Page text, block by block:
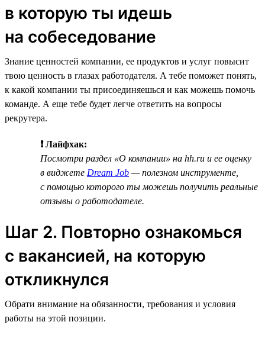
в которую ты идешь
на собеседование
Знание ценностей компании, ее продуктов и услуг повысит
твою ценность в глазах работодателя. А тебе поможет понять,
к какой компании ты присоединяешься и как можешь помочь
команде. А еще тебе будет легче ответить на вопросы
рекрутера.
❗ Лайфхак:
Посмотри раздел «О компании» на hh.ru и ее оценку
в виджете Dream Job — полезном инструменте,
с помощью которого ты можешь получить реальные
отзывы о работодателе.
Шаг 2. Повторно ознакомься
с вакансией, на которую
откликнулся
Обрати внимание на обязанности, требования и условия
работы на этой позиции.